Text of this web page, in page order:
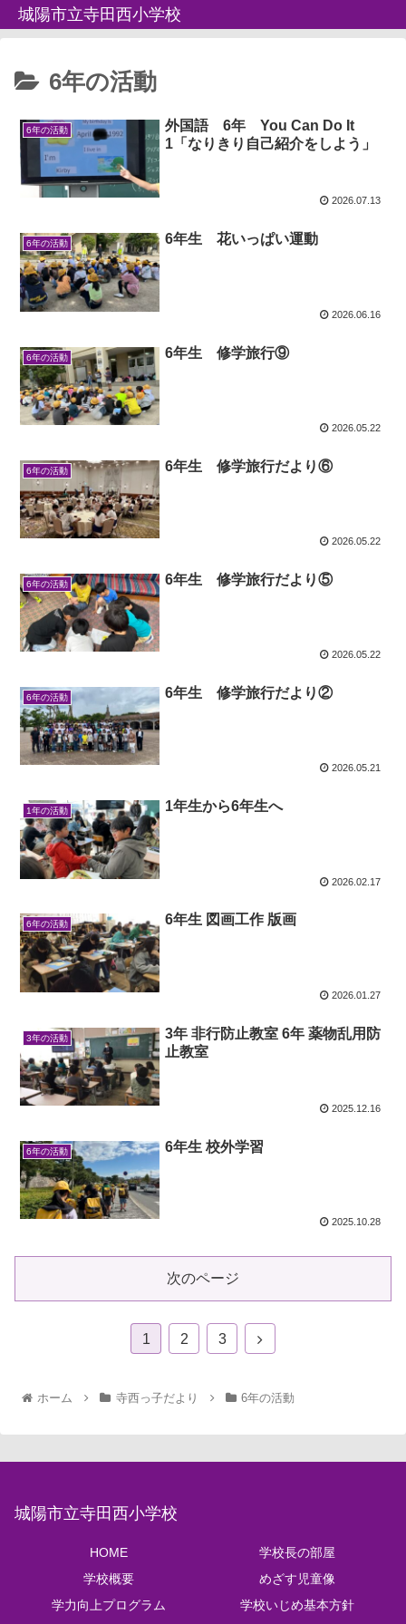
城陽市立寺田西小学校
6年の活動
6年の活動
外国語 6年 You Can Do It
1「なりきり自己紹介をしよう」
2026.07.13
6年の活動 6年生 花いっぱい運動
2026.06.16
6年の活動 6年生 修学旅行⑨
2026.05.22
6年の活動 6年生 修学旅行だより⑥
2026.05.22
6年の活動 6年生 修学旅行だより⑤
2026.05.22
6年の活動 6年生 修学旅行だより②
2026.05.21
1年の活動 1年生から6年生へ
2026.02.17
6年の活動 6年生 図画工作 版画
2026.01.27
3年の活動
3年 非行防止教室 6年 薬物乱用防
止教室
2025.12.16
6年の活動 6年生 校外学習
2025.10.28
次のページ
1 2 3
ホーム 寺西っ子だより 6年の活動
城陽市立寺田西小学校
HOME
学校長の部屋
学校概要
めざす児童像
学力向上プログラム
学校いじめ基本方針